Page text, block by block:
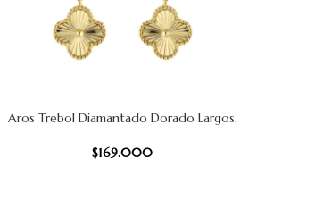
AÑADIR AL CARRITO
Aros Trebol Diamantado Dorado Largos.
$169.000